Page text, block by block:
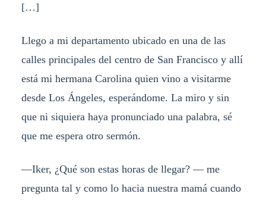
[…]
Llego a mi departamento ubicado en una de las
calles principales del centro de San Francisco y allí
está mi hermana Carolina quien vino a visitarme
desde Los Ángeles, esperándome. La miro y sin
que ni siquiera haya pronunciado una palabra, sé
que me espera otro sermón.
—Iker, ¿Qué son estas horas de llegar?— me
pregunta tal y como lo hacia nuestra mamá cuando